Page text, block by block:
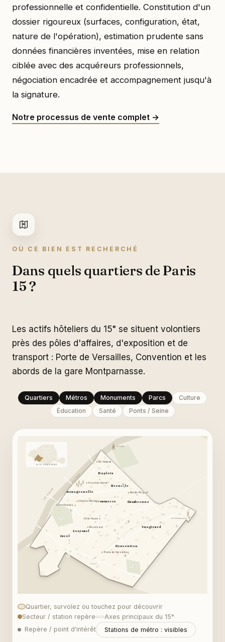
professionnelle et confidentielle. Constitution d'un
dossier rigoureux (surfaces, configuration, état,
nature de l'opération), estimation prudente sans
données financières inventées, mise en relation
ciblée avec des acquéreurs professionnels,
négociation encadrée et accompagnement jusqu'à
la signature.
Notre processus de vente complet →
OÙ CE BIEN EST RECHERCHÉ
Dans quels quartiers de Paris
15 ?
Les actifs hôteliers du 15ᵉ se situent volontiers
près des pôles d'affaires, d'exposition et de
transport : Porte de Versailles, Convention et les
abords de la gare Montparnasse.
Quartiers Métros Monuments Parcs
Culture
Éducation
Santé Ponts / Seine
Île aux Cygnes
La Seine
Tour Eiffel
Tour Montparnasse
Beaugrenelle
Beaugrenelle
Javel
Javel
Grenelle
Grenelle
Dupleix
Dupleix
Commerce
Commerce Cambronne
Cambronne
Convention
Convention
Vaugirard
Vaugirard
Lourmel
Lourmel
Front de Seine
Front de Seine
Saint-Charles
Saint-Charles
Bir-Hakeim
Bir-Hakeim
Motte-Picquet
Motte-Picquet
Félix Faure
Félix Faure
Boucicaut
Boucicaut
Porte de Versailles
Porte de Versailles
Charles Michels
Charles Michels
LE 15ᵉ DANS PARIS
Quartier, survolez ou touchez pour découvrir
Secteur / station repère
Axes principaux du 15ᵉ
Repère / point d'intérêt
Stations de métro : visibles